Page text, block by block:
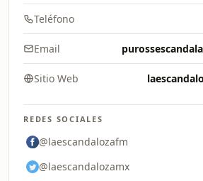
Teléfono
Email
Sitio Web
REDES SOCIALES
@laescandalozafm
@laescandalozamx